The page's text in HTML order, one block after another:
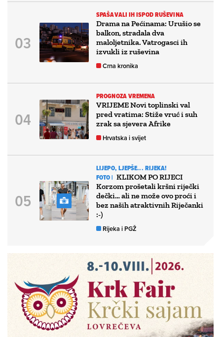
SPAŠAVALI IH ISPOD RUŠEVINA
Drama na Pećinama: Urušio se
balkon, stradala dva
maloljetnika. Vatrogasci ih
izvukli iz ruševina
Crna kronika
PROGNOZA VREMENA
VRIJEME Novi toplinski val
pred vratima: Stiže vruć i suh
zrak sa sjevera Afrike
Hrvatska i svijet
LIJEPO, LJEPŠE... RIJEKA!
FOTO | KLIKOM PO RIJECI
Korzom prošetali kršni riječki
dečki… ali ne može ovo proći i
bez naših atraktivnih Riječanki
:-)
Rijeka i PGŽ